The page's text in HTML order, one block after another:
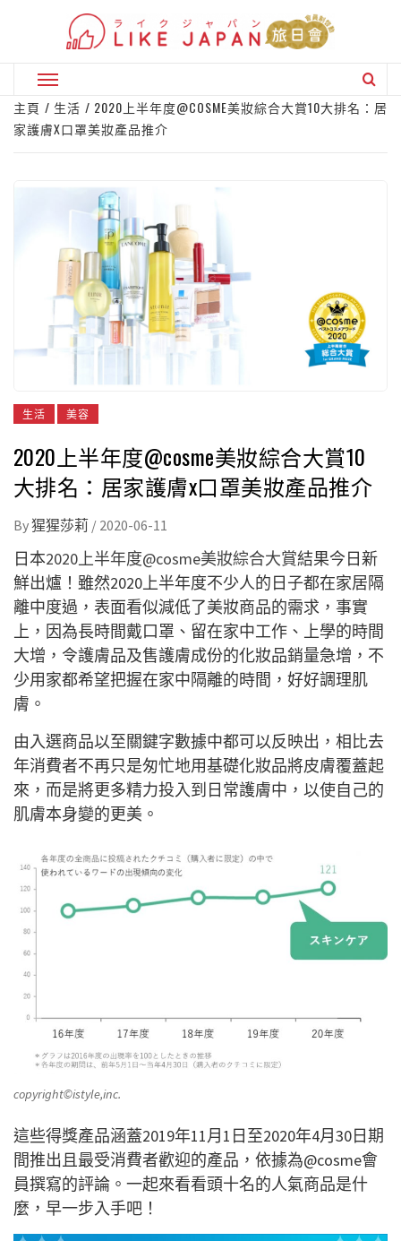
Primary
Menu
主頁 生活
2020上半年度@COSME美妝綜合大賞10大排名：居
家護膚X口罩美妝產品推介
生活 美容
2020上半年度@cosme美妝綜合大賞10
大排名：居家護膚x口罩美妝產品推介
By猩猩莎莉 / 2020-06-11
日本2020上半年度@cosme美妝綜合大賞結果今日新
鮮出爐！雖然2020上半年度不少人的日子都在家居隔
離中度過，表面看似減低了美妝商品的需求，事實
上，因為長時間戴口罩、留在家中工作、上學的時間
大增，令護膚品及售護膚成份的化妝品銷量急增，不
少用家都希望把握在家中隔離的時間，好好調理肌
膚。
由入選商品以至關鍵字數據中都可以反映出，相比去
年消費者不再只是匆忙地用基礎化妝品將皮膚覆蓋起
來，而是將更多精力投入到日常護膚中，以使自己的
肌膚本身變的更美。
copyright©istyle,inc.
這些得獎產品涵蓋2019年11月1日至2020年4月30日期
間推出且最受消費者歡迎的產品，依據為@cosme會
員撰寫的評論。一起來看看頭十名的人氣商品是什
麼，早一步入手吧！